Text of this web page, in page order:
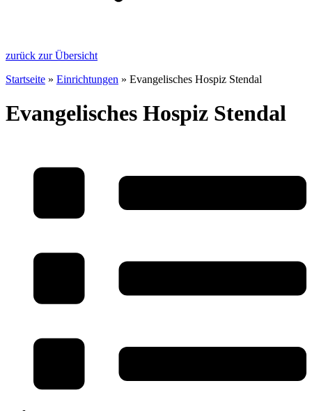
zurück zur Übersicht
Startseite » Einrichtungen » Evangelisches Hospiz Stendal
Evangelisches Hospiz Stendal